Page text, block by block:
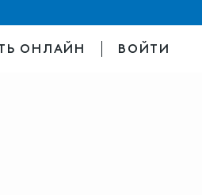
ОНЛАЙН ВОЙТИ